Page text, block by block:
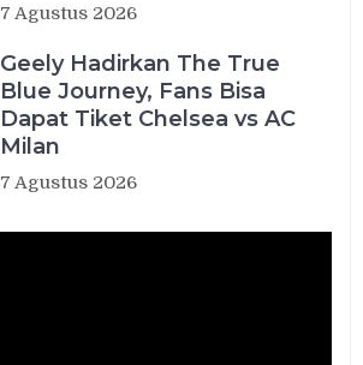
7 Agustus 2026
Geely Hadirkan The True
Blue Journey, Fans Bisa
Dapat Tiket Chelsea vs AC
Milan
7 Agustus 2026